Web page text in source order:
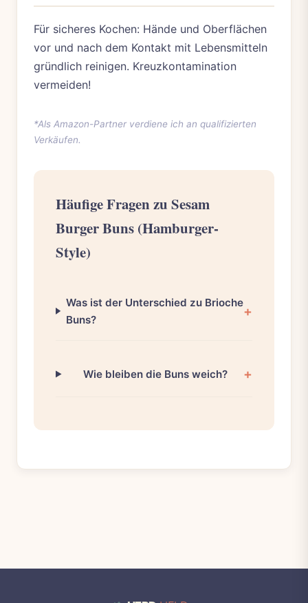
Für sicheres Kochen: Hände und Oberflächen
vor und nach dem Kontakt mit Lebensmitteln
gründlich reinigen. Kreuzkontamination
vermeiden!
*Als Amazon-Partner verdiene ich an qualifizierten
Verkäufen.
Häufige Fragen zu Sesam
Burger Buns (Hamburger-
Style)
Was ist der Unterschied zu Brioche
Buns?
Wie bleiben die Buns weich?